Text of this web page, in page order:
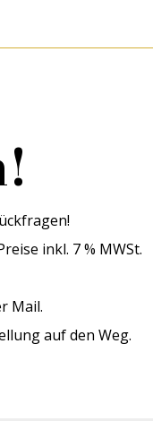
inkl. 7 % MWSt.
Mail.
auf den Weg.